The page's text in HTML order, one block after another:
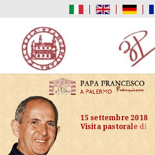
Visita pastorale di
15 settembre 2018